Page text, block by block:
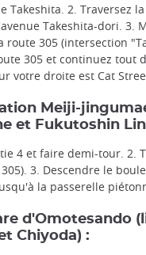
Takeshita. 2. Traversez
Takeshita-dori. 3.
route 305 (intersection
305 et continuez tout
votre droite est Cat
Meiji-
et Fukutoshin
4 et faire demi-tour. 2.
3. Descendre le
la passerelle
d'Omotesando
Chiyoda) :